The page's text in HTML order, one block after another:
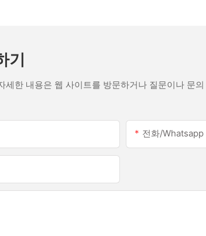
기
한 내용은 웹 사이트를 방문하거나 질문이나 문
전화/whatsapp